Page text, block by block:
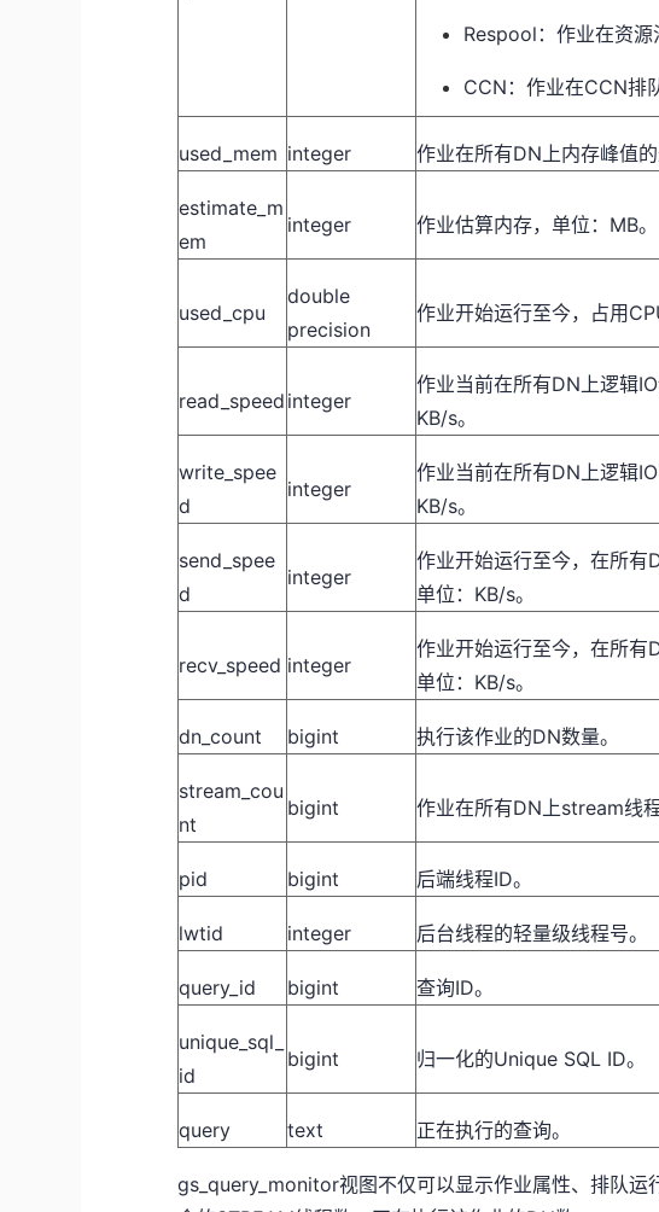
Respool：作业在资源
CCN：作业在CCN排
used_mem integer 作业在所有DN上内存峰值的
estimate_m
em
integer 作业估算内存，单位：MB。
used_cpu
double
precision
作业开始运行至今，占用
read_speed integer
作业当前在所有DN上逻辑
KB/s。
write_spee
d
integer
作业当前在所有DN上逻辑
KB/s。
send_spee
d
integer
作业开始运行至今，在所有
单位：KB/s。
recv_speed integer
作业开始运行至今，在所有
单位：KB/s。
dn_count bigint 执行该作业的DN数量。
stream_cou
nt
bigint 作业在所有DN上stream线
pid bigint 后端线程ID。
lwtid integer 后台线程的轻量级线程号。
query_id bigint 查询ID。
unique_sql_
id
bigint 归一化的Unique SQL ID。
query text 正在执行的查询。
gs_query_monitor视图不仅可以显示作业属性、排队运